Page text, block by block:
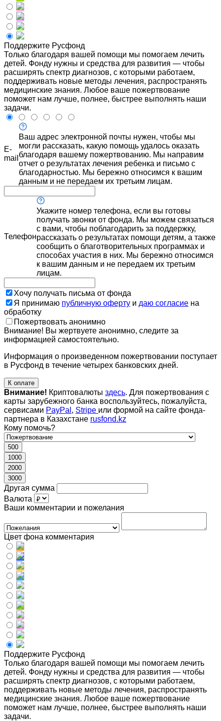
Поддержите Русфонд
Только благодаря вашей помощи мы помогаем лечить
детей. Фонду нужны и средства для развития — чтобы
расширять спектр диагнозов, с которыми работаем,
поддерживать новые методы лечения, распространять
медицинские знания. Любое ваше пожертвование
поможет нам лучше, полнее, быстрее выполнять наши
задачи.
E-
mail
Ваш адрес электронной почты нужен, чтобы мы
могли рассказать, какую помощь удалось оказать
благодаря вашему пожертвованию. Мы направим
отчет о результатах лечения ребенка и письмо с
благодарностью. Мы бережно относимся к вашим
данным и не передаем их третьим лицам.
Телефон
Укажите номер телефона, если вы готовы
получать звонки от фонда. Мы можем связаться
с вами, чтобы поблагодарить за поддержку,
рассказать о результатах помощи детям, а также
сообщить о благотворительных программах и
способах участия в них. Мы бережно относимся
к вашим данным и не передаем их третьим
лицам.
Хочу получать письма от фонда
Я принимаю публичную оферту и даю согласие на
обработку
Пожертвовать анонимно
Внимание! Вы жертвуете анонимно, следите за
информацией самостоятельно.
Информация о произведенном пожертвовании поступает
в Русфонд в течение четырех банковских дней.
К оплате
Внимание! Криптовалюты здесь. Для пожертвования с
карты зарубежного банка воспользуйтесь, пожалуйста,
сервисами PayPal , Stripe или формой на сайте фонда-
партнера в Казахстане rusfond.kz
Кому помочь?
500
1000
2000
3000
Другая сумма
Валюта
Ваши комментарии и пожелания
Цвет фона комментария
Поддержите Русфонд
Только благодаря вашей помощи мы помогаем лечить
детей. Фонду нужны и средства для развития — чтобы
расширять спектр диагнозов, с которыми работаем,
поддерживать новые методы лечения, распространять
медицинские знания. Любое ваше пожертвование
поможет нам лучше, полнее, быстрее выполнять наши
задачи.